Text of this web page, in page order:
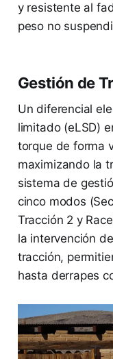
y resistente al
peso no
Gestión de
Un diferencial
limitado (eLSD)
torque de forma
maximizando la
sistema de
cinco modos
Tracción 2 y
la intervención
tracción,
hasta derrapes